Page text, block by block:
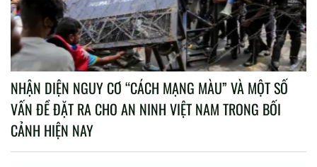
NHẬN DIỆN NGUY CƠ “CÁCH MẠNG MÀU” VÀ MỘT SỐ
VẤN ĐỀ ĐẶT RA CHO AN NINH VIỆT NAM TRONG BỐI
CẢNH HIỆN NAY